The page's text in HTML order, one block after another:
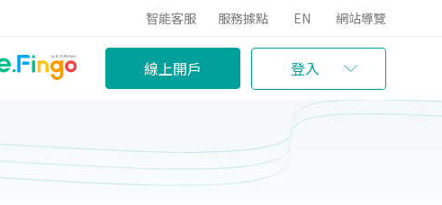
智能客服 服務據點 EN 網站導覽
線上開戶 登入